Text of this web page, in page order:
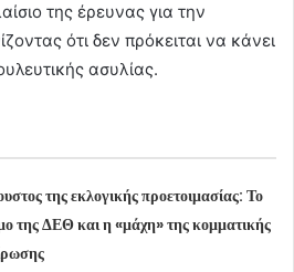
της έρευνας για την
ότι δεν πρόκειται να κάνει
ασυλίας.
της εκλογικής προετοιμασίας: Το
της ΔΕΘ και η «μάχη» της κομματικής